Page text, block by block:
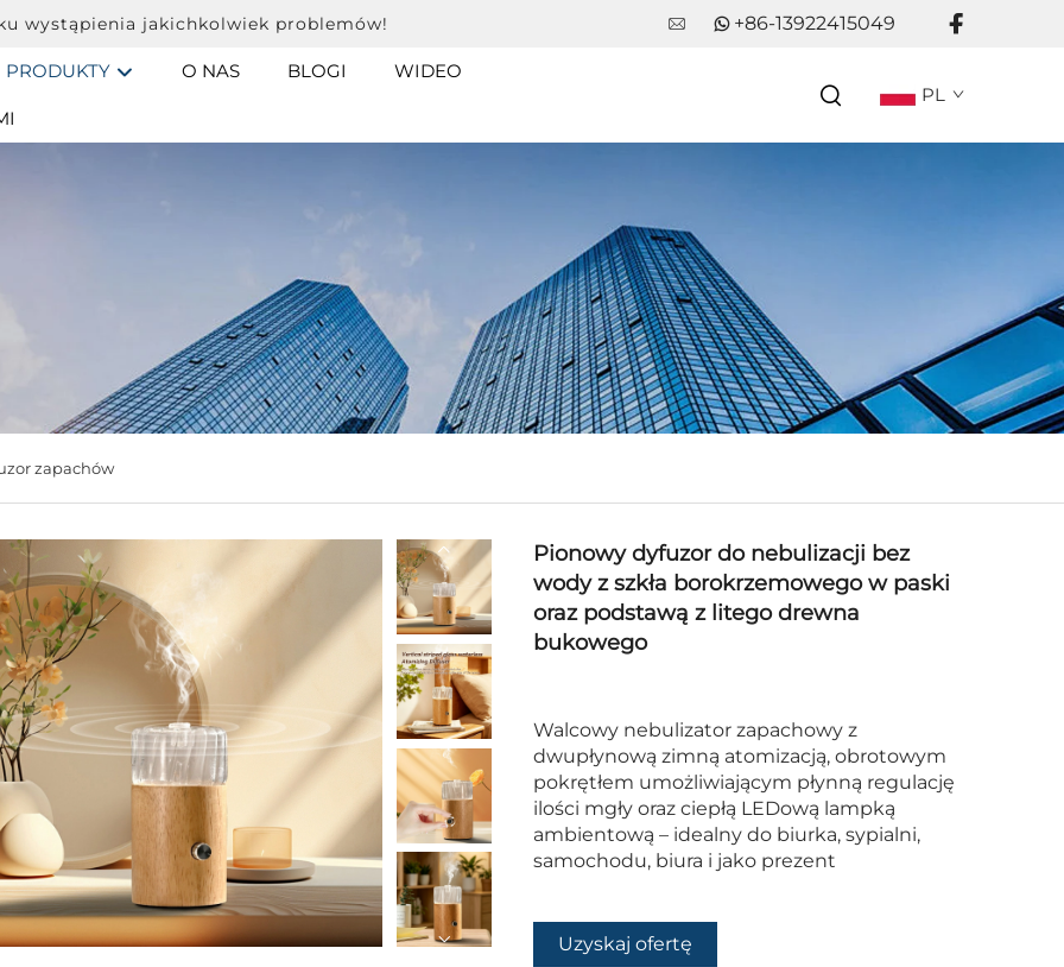
wystąpienia jakichkolwiek problemów! +86-13922415049
PRODUKTY O NAS BLOGI WIDEO
PL
zapachów
Pionowy dyfuzor do nebulizacji bez
wody z szkła borokrzemowego w paski
oraz podstawą z litego drewna
bukowego
Walcowy nebulizator zapachowy z
dwupłynową zimną atomizacją, obrotowym
pokrętłem umożliwiającym płynną regulację
ilości mgły oraz ciepłą LEDową lampką
ambientową – idealny do biurka, sypialni,
samochodu, biura i jako prezent
Uzyskaj ofertę